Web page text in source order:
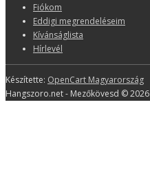
Fiókom
Eddigi megrendeléseim
Kívánságlista
Hírlevél
Készítette: OpenCart Magyarország
Hangszoro.net - Mezőkövesd © 2026